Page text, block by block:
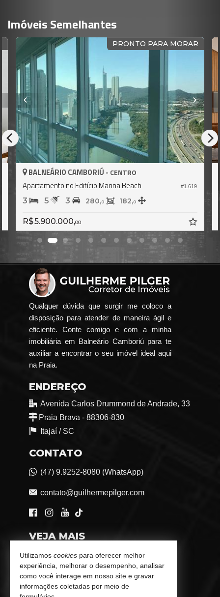
Imóveis Semelhantes
PRONTO PARA MORAR
#1.619
BALNEÁRIO CAMBORIÚ - CENTRO
Apartamento no Edifício Marina Beach
3 5 3 280,0 182,0
R$ 5.900.000,00
Qualquer dúvida que surgir me coloco a
disposição para atender de maneira ágil e
eficiente. Conte comigo e com a minha
imobiliária em Balneário Camboriú para te
auxiliar a encontrar o seu imóvel ideal aqui
na Praia.
ENDEREÇO
Avenida Carlos Drummond de Andrade, 33
Praia Brava - 88306-830
Itajaí / SC
CONTATO
(47) 9.9252-8080 (WhatsApp)
contato@guilhermepilger.com
VEJA MAIS
Consultoria Imobiliária Personalizada
trabalhe conosco
Utilizamos cookies para oferecer melhor
experiência, melhorar o desempenho, analisar
como você interage em nosso site e gravar
informações coletadas por meio de